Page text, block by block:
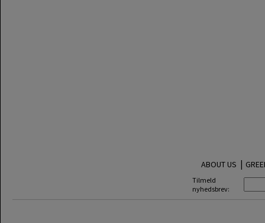
ABOUT US |
Tilmeld
nyhedsbrev: